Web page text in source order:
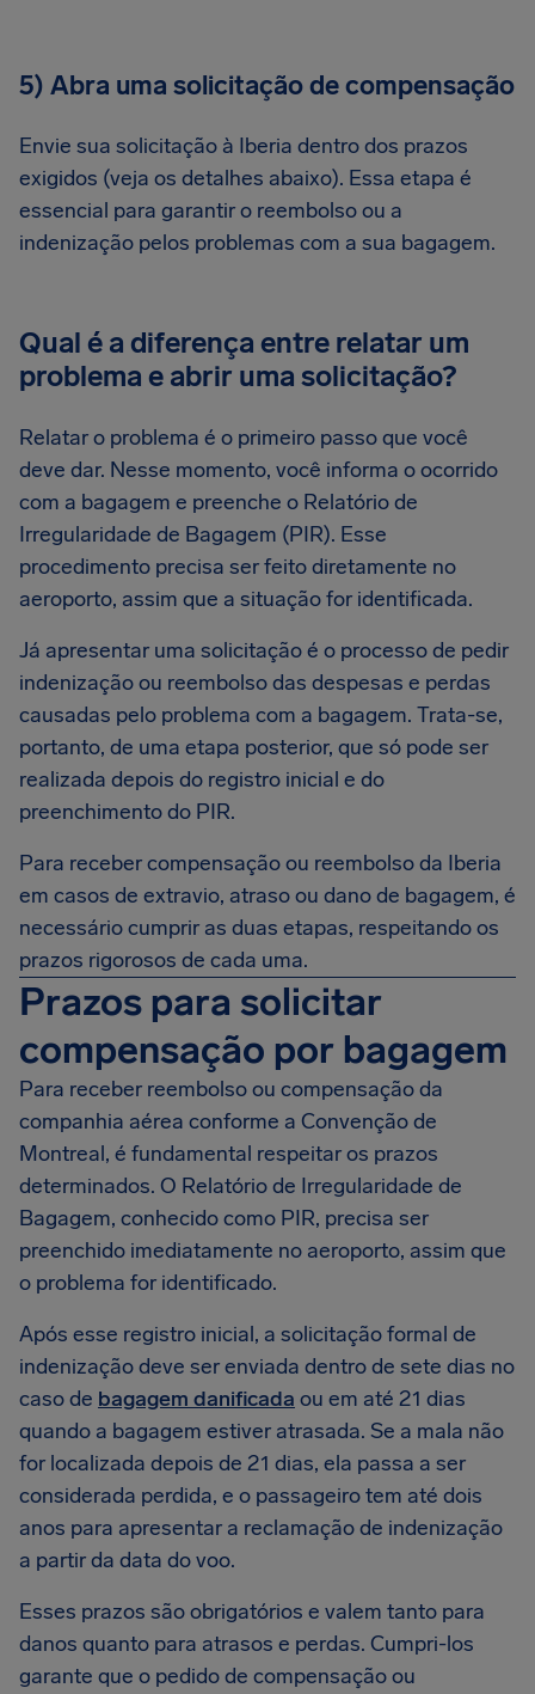
5) Abra uma solicitação de compensação
Envie sua solicitação à Iberia dentro dos prazos
exigidos (veja os detalhes abaixo). Essa etapa é
essencial para garantir o reembolso ou a
indenização pelos problemas com a sua bagagem.
Qual é a diferença entre relatar um
problema e abrir uma solicitação?
Relatar o problema é o primeiro passo que você
deve dar. Nesse momento, você informa o ocorrido
com a bagagem e preenche o Relatório de
Irregularidade de Bagagem (PIR). Esse
procedimento precisa ser feito diretamente no
aeroporto, assim que a situação for identificada.
Já apresentar uma solicitação é o processo de pedir
indenização ou reembolso das despesas e perdas
causadas pelo problema com a bagagem. Trata-se,
portanto, de uma etapa posterior, que só pode ser
realizada depois do registro inicial e do
preenchimento do PIR.
Para receber compensação ou reembolso da Iberia
em casos de extravio, atraso ou dano de bagagem, é
necessário cumprir as duas etapas, respeitando os
prazos rigorosos de cada uma.
Prazos para solicitar
compensação por bagagem
Para receber reembolso ou compensação da
companhia aérea conforme a Convenção de
Montreal, é fundamental respeitar os prazos
determinados. O Relatório de Irregularidade de
Bagagem, conhecido como PIR, precisa ser
preenchido imediatamente no aeroporto, assim que
o problema for identificado.
Após esse registro inicial, a solicitação formal de
indenização deve ser enviada dentro de sete dias no
caso de bagagem danificada ou em até 21 dias
quando a bagagem estiver atrasada. Se a mala não
for localizada depois de 21 dias, ela passa a ser
considerada perdida, e o passageiro tem até dois
anos para apresentar a reclamação de indenização
a partir da data do voo.
Esses prazos são obrigatórios e valem tanto para
danos quanto para atrasos e perdas. Cumpri-los
garante que o pedido de compensação ou